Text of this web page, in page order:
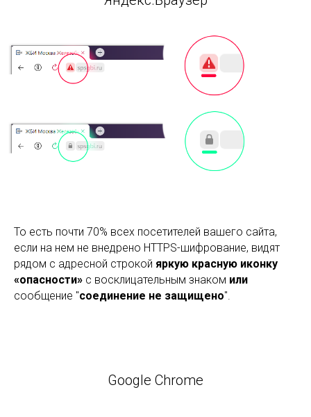
То есть почти 70% всех посетителей вашего сайта,
если на нем не внедрено HTTPS-шифрование, видят
рядом с адресной строкой яркую красную иконку
«опасности» с восклицательным знаком или
сообщение "соединение не защищено".
Google Chrome